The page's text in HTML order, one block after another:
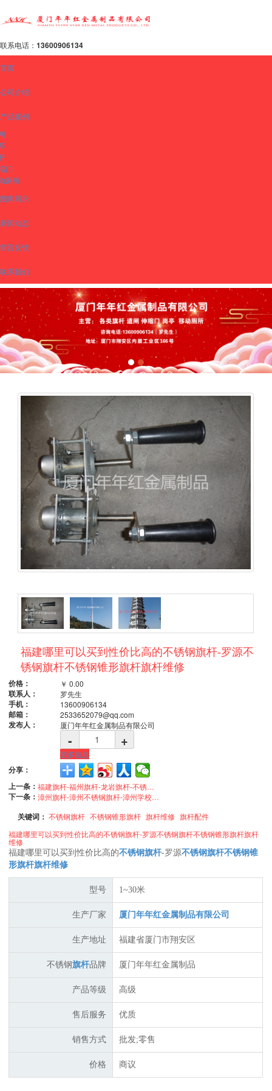
联系电话： 13600906134
首页
公司介绍
产品案例
门
厕所
图库展示
新闻动态
留言反馈
联系我们
福建哪里可以买到性价比高的不锈钢旗杆-罗源不
锈钢旗杆不锈钢锥形旗杆旗杆维修
价格： ￥0.00
联系人： 罗先生
手机： 13600906134
邮箱： 2533652079@qq.com
发布人： 厦门年年红金属制品有限公司
- +
更多信息
分享：
上一条：
福建旗杆-福州旗杆-龙岩旗杆-不锈钢旗杆-学校旗杆
下一条： 漳州旗杆-漳州不锈钢旗杆-漳州学校旗杆-漳州旗杆厂家
关键词：不锈钢旗杆 不锈钢锥形旗杆 旗杆维修 旗杆配件
福建哪里可以买到性价比高的不锈钢旗杆-罗源不锈钢旗杆不锈钢锥形旗杆旗杆
维修
福建哪里可以买到性价比高的不锈钢旗杆-罗源不锈钢旗杆不锈钢锥
形旗杆旗杆维修
型号 1~30米
生产厂家 厦门年年红金属制品有限公司
生产地址 福建省厦门市翔安区
不锈钢旗杆品牌 厦门年年红金属制品
产品等级 高级
售后服务 优质
销售方式 批发;零售
价格 商议